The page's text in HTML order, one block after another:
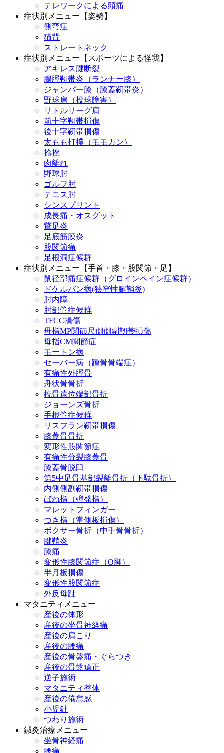
テレワークによる頭痛
症状別メニュー【姿勢】
側弯症
猫背
ストレートネック
症状別メニュー【スポーツによる怪我】
アキレス腱断裂
腸脛靭帯炎（ランナー膝）
ジャンパー膝（膝蓋靭帯炎）
野球肩（投球障害）
リトルリーグ肩
前十字靭帯損傷
後十字靭帯損傷
太もも打撲（モモカン）
捻挫
肉離れ
野球肘
ゴルフ肘
テニス肘
シンスプリント
成長痛・オスグット
鵞足炎
足底筋膜炎
股関節痛
足根洞症候群
症状別メニュー【手首・膝・股関節・足】
鼠径部痛症候群（グロインペイン症候群）
ドケルバン病(狭窄性腱鞘炎)
肘内障
肘部管症候群
TFCC損傷
母指MP関節尺側側副靭帯損傷
母指CM関節症
モートン病
セーバー病（踵骨骨端症）
有痛性外脛骨
舟状骨骨折
橈骨遠位端部骨折
ジョーンズ骨折
手根管症候群
リスフラン靭帯損傷
膝蓋骨骨折
変形性股関節症
有痛性分裂膝蓋骨
膝蓋骨脱臼
第5中足骨基部裂離骨折（下駄骨折）
内側側副靭帯損傷
ばね指（弾発指）
マレットフィンガー
つき指（掌側板損傷）
ボクサー骨折（中手骨骨折）
腱鞘炎
膝痛
変形性膝関節症（O脚）
半月板損傷
変形性股関節症
外反母趾
マタニティメニュー
産後の体形
産後の坐骨神経痛
産後の肩こり
産後の腰痛
産後の骨盤痛・ぐらつき
産後の骨盤矯正
逆子施術
マタニティ整体
産後の倦怠感
小児針
つわり施術
鍼灸治療メニュー
坐骨神経痛
腰痛